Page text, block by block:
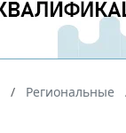
Региональные